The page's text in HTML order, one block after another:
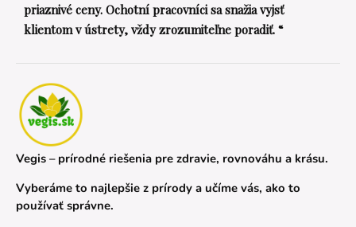
priaznivé ceny. Ochotní pracovníci sa snažia vyjsť
klientom v ústrety, vždy zrozumiteľne poradiť. “
Vegis – prírodné riešenia pre zdravie, rovnováhu a krásu.
Vyberáme to najlepšie z prírody a učíme vás, ako to
používať správne.